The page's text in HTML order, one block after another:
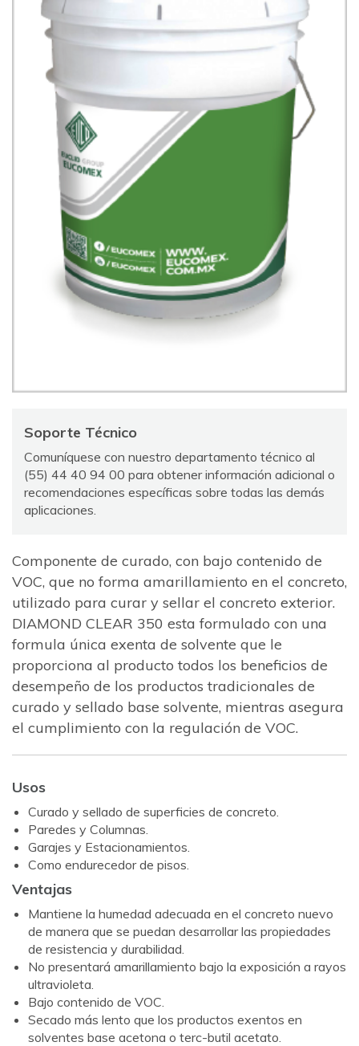
Soporte Técnico
Comuníquese con nuestro departamento técnico al
(55) 44 40 94 00 para obtener información adicional o
recomendaciones específicas sobre todas las demás
aplicaciones.
Componente de curado, con bajo contenido de
VOC, que no forma amarillamiento en el concreto,
utilizado para curar y sellar el concreto exterior.
DIAMOND CLEAR 350 esta formulado con una
formula única exenta de solvente que le
proporciona al producto todos los beneficios de
desempeño de los productos tradicionales de
curado y sellado base solvente, mientras asegura
el cumplimiento con la regulación de VOC.
Usos
Curado y sellado de superficies de concreto.
Paredes y Columnas.
Garajes y Estacionamientos.
Como endurecedor de pisos.
Ventajas
Mantiene la humedad adecuada en el concreto nuevo
de manera que se puedan desarrollar las propiedades
de resistencia y durabilidad.
No presentará amarillamiento bajo la exposición a rayos
ultravioleta.
Bajo contenido de VOC.
Secado más lento que los productos exentos en
solventes base acetona o terc-butil acetato.